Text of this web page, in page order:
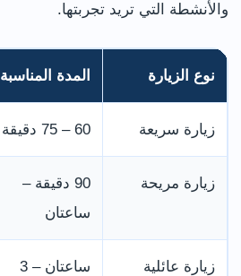
والأنشطة التي تريد تجربتها.
نوع الزيارة المدة المناسبة
زيارة سريعة 60 – 75 دقيقة
زيارة مريحة
90 دقيقة –
ساعتان
زيارة عائلية
ساعتان – 3